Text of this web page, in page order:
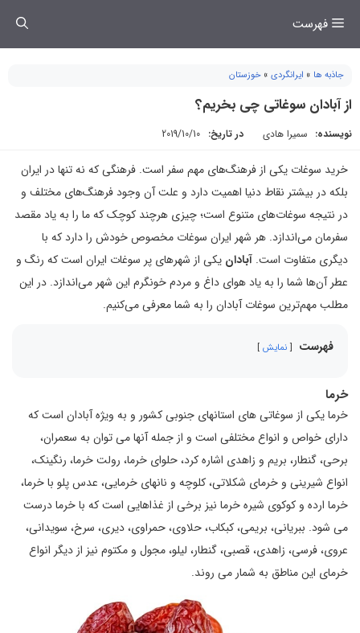
فهرست
جاذبه ها » ایرانگردی » خوزستان
از آبادان سوغاتی چی بخریم؟
نویسنده: سمیرا هادی در تاریخ: 2019/10/10
خرید سوغات یکی از فرهنگ‌های مهم سفر است. فرهنگی که نه تنها در ایران
بلکه در بیشتر نقاط دنیا اهمیت دارد و علت آن وجود فرهنگ‌های مختلف و
در نتیجه سوغات‌های متنوع است؛ چیزی هرچند کوچک که ما را به یاد مقصد
سفرمان می‌اندازد. هر شهر ایران سوغات مخصوص خودش را دارد که با
دیگری متفاوت است. آبادان یکی از شهرهای پر سوغات ایران است که رنگ و
عطر آن‌ها شما را به یاد هوای داغ و مردم خونگرم این شهر می‌اندازد. در این
مطلب مهم‌ترین سوغات آبادان را به شما معرفی می‌کنیم.
فهرست نمایش
خرما
خرما یکی از سوغاتی های استانهای جنوبی کشور و به ویژه آبادان است که
دارای خواص و انواع مختلفی است و از جمله آنها می توان به سعمران،
برحی، گنطار، بریم و زاهدی اشاره کرد، حلوای خرما، رولت خرما، رنگینک،
انواع شیرینی و خرمای شکلاتی، کلوچه و نانهای خرمایی، عدس پلو با خرما،
خرما ارده و کوکوی شیره خرما نیز برخی از غذاهایی است که با خرما درست
می شود. ببریانی، بریمی، کبکاب، حلاوی، حمراوی، دیری، سرخ، سویدانی،
عروی، فرسی، زاهدی، قصبی، گنطار، لیلو، مجول و مکتوم نیز از دیگر انواع
خرمای این مناطق به شمار می روند.